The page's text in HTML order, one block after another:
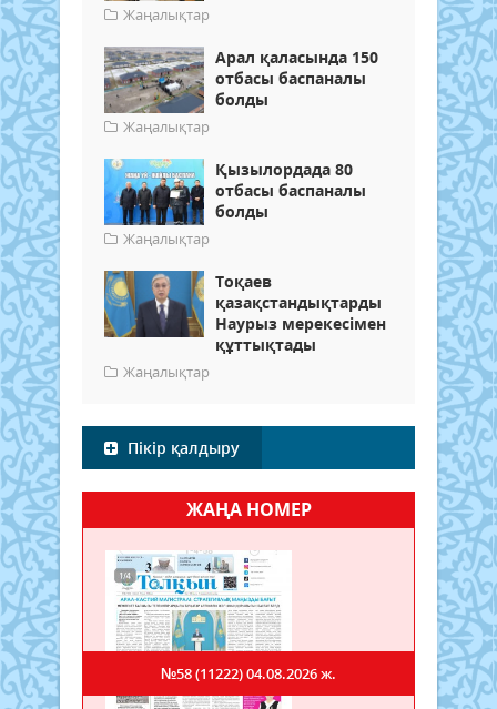
Жаңалықтар
Арал қаласында 150
отбасы баспаналы
болды
Жаңалықтар
Қызылордада 80
отбасы баспаналы
болды
Жаңалықтар
Тоқаев
қазақстандықтарды
Наурыз мерекесімен
құттықтады
Жаңалықтар
Пікір қалдыру
ЖАҢА НОМЕР
№58 (11222)04.08.2026 ж.